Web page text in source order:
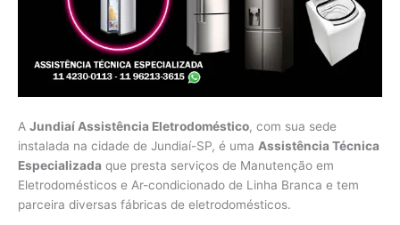
A Jundiaí Assistência Eletrodoméstico, com sua sede
instalada na cidade de Jundiaí-SP, é uma Assistência Técnica
Especializada que presta serviços de Manutenção em
Eletrodomésticos e Ar-condicionado de Linha Branca e tem
parceira diversas fábricas de eletrodomésticos.